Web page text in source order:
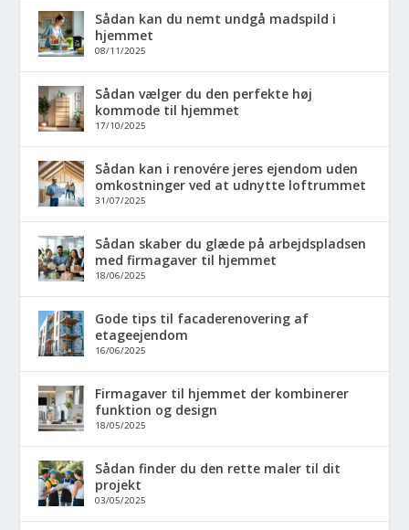
Sådan kan du nemt undgå madspild i
hjemmet
08/11/2025
Sådan vælger du den perfekte høj
kommode til hjemmet
17/10/2025
Sådan kan i renovére jeres ejendom uden
omkostninger ved at udnytte loftrummet
31/07/2025
Sådan skaber du glæde på arbejdspladsen
med firmagaver til hjemmet
18/06/2025
Gode tips til facaderenovering af
etageejendom
16/06/2025
Firmagaver til hjemmet der kombinerer
funktion og design
18/05/2025
Sådan finder du den rette maler til dit
projekt
03/05/2025